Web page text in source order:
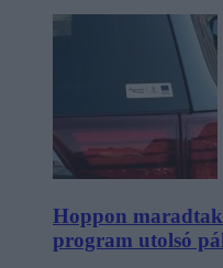
Hoppon
program utolsó